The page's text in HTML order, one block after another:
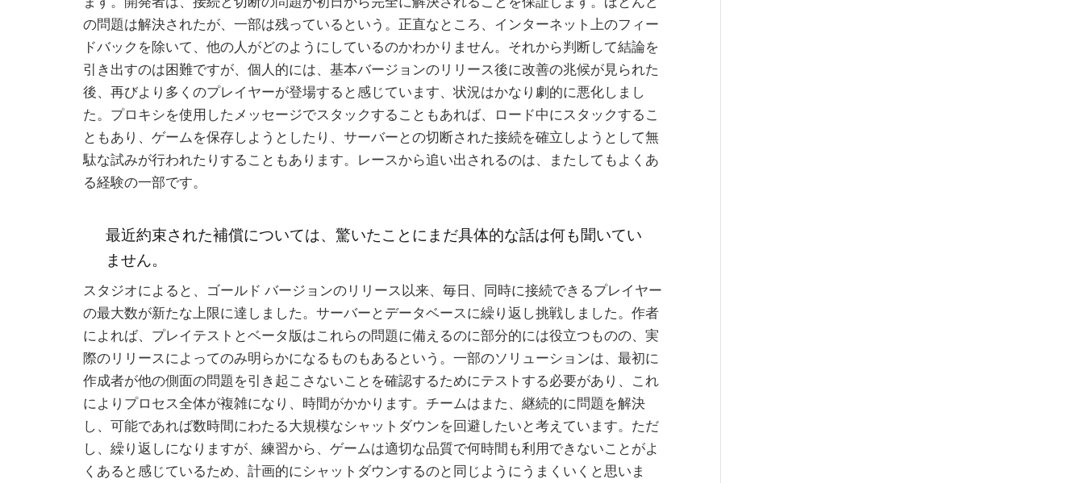
の問題は解決されたが、一部は残っているという。正直なところ、インターネット上のフィー
ドバックを除いて、他の人がどのようにしているのかわかりません。それから判断して結論を​​
引き出すのは困難ですが、個人的には、基本バージョンのリリース後に改善の兆候が見られた
後、再びより多くのプレイヤーが登場すると感じています、状況はかなり劇的に悪化しまし
た。プロキシを使用したメッセージでスタックすることもあれば、ロード中にスタックするこ
ともあり、ゲームを保存しようとしたり、サーバーとの切断された接続を確立しようとして無
駄な試みが行われたりすることもあります。レースから追​​い出されるのは、またしてもよくあ
る経験の一部です。
最近約束された補償については、驚いたことにまだ具体的な話は何も聞いてい
ません。
スタジオによると、ゴールド バージョンのリリース以来、毎日、同時に接続できるプレイヤー
の最大数が新たな上限に達しました。サーバーとデータベースに繰り返し挑戦しました。作者
によれば、プレイテストとベータ版はこれらの問題に備えるのに部分的には役立つものの、実
際のリリースによってのみ明らかになるものもあるという。一部のソリューションは、最初に
作成者が他の側面の問題を引き起こさないことを確認するためにテストする必要があり、これ
によりプロセス全体が複雑になり、時間がかかります。チームはまた、継続的に問題を解決
し、可能であれば数時間にわたる大規模なシャットダウンを回避したいと考えています。ただ
し、繰り返しになりますが、練習から、ゲームは適切な品質で何時間も利用できないことがよ
くあると感じているため、計画的にシャットダウンするのと同じようにうまくいくと思いま